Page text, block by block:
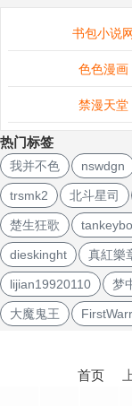
书包小说
色色漫画
禁漫天堂
热门标签
我并不色 nswdgn
trsmk2 北斗星司
楚生狂歌
dieskinght 真紅樂
lijian19920110 梦
大魔鬼王
首页